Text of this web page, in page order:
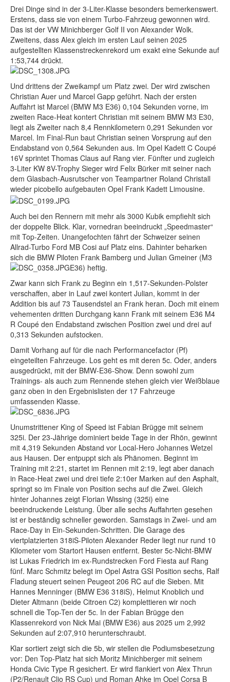
Drei Dinge sind in der 3-Liter-Klasse besonders bemerkenswert.
Erstens, dass sie von einem Turbo-Fahrzeug gewonnen wird.
Das ist der VW Minichberger Golf II von Alexander Wolk.
Zweitens, dass Alex gleich im ersten Lauf seinen 2025
aufgestellten Klassenstreckenrekord um exakt eine Sekunde auf
1:53,744 drückt.
Und drittens der Zweikampf um Platz zwei. Der wird zwischen
Christian Auer und Marcel Gapp geführt. Nach der ersten
Auffahrt ist Marcel (BMW M3 E36) 0,104 Sekunden vorne, im
zweiten Race-Heat kontert Christian mit seinem BMW M3 E30,
liegt als Zweiter nach 8,4 Rennkilometern 0,291 Sekunden vor
Marcel. Im Final-Run baut Christian seinen Vorsprung auf den
Endabstand von 0,564 Sekunden aus. Im Opel Kadett C Coupé
16V sprintet Thomas Claus auf Rang vier. Fünfter und zugleich
3-Liter KW 8V-Trophy Sieger wird Felix Bürker mit seiner nach
dem Glasbach-Ausrutscher von Teampartner Roland Christall
wieder picobello aufgebauten Opel Frank Kadett Limousine.
Auch bei den Rennern mit mehr als 3000 Kubik empfiehlt sich
der doppelte Blick. Klar, vornedran beeindruckt „Speedmaster“
mit Top-Zeiten. Unangefochten fährt der Schweizer seinen
Allrad-Turbo Ford MB Cosi auf Platz eins. Dahinter beharken
sich die BMW Piloten Frank Bamberg und Julian Gmeiner (M3
E36) heftig.
Zwar kann sich Frank zu Beginn ein 1,517-Sekunden-Polster
verschaffen, aber in Lauf zwei kontert Julian, kommt in der
Addition bis auf 73 Tausendstel an Frank heran. Doch mit einem
vehementen dritten Durchgang kann Frank mit seinem E36 M4
R Coupé den Endabstand zwischen Position zwei und drei auf
0,313 Sekunden aufstocken.
Damit Vorhang auf für die nach Performancefactor (Pf)
eingeteilten Fahrzeuge. Los geht es mit deren 5c. Oder, anders
ausgedrückt, mit der BMW-E36-Show. Denn sowohl zum
Trainings- als auch zum Rennende stehen gleich vier Weißblaue
ganz oben in den Ergebnislisten der 17 Fahrzeuge
umfassenden Klasse.
Unumstrittener King of Speed ist Fabian Brügge mit seinem
325i. Der 23-Jährige dominiert beide Tage in der Rhön, gewinnt
mit 4,319 Sekunden Abstand vor Local-Hero Johannes Wetzel
aus Hausen. Der entpuppt sich als Phänomen. Beginnt im
Training mit 2:21, startet im Rennen mit 2:19, legt aber danach
in Race-Heat zwei und drei tiefe 2:10er Marken auf den Asphalt,
springt so im Finale von Position sechs auf die Zwei. Gleich
hinter Johannes zeigt Florian Wissing (325i) eine
beeindruckende Leistung. Über alle sechs Auffahrten gesehen
ist er beständig schneller geworden. Samstags in Zwei- und am
Race-Day in Ein-Sekunden-Schritten. Die Garage des
viertplatzierten 318iS-Piloten Alexander Reder liegt nur rund 10
Kilometer vom Startort Hausen entfernt. Bester 5c-Nicht-BMW
ist Lukas Friedrich im ex-Rundstrecken Ford Fiesta auf Rang
fünf. Marc Schmitz belegt im Opel Astra GSI Position sechs, Ralf
Fladung steuert seinen Peugeot 206 RC auf die Sieben. Mit
Hannes Menninger (BMW E36 318iS), Helmut Knoblich und
Dieter Altmann (beide Citroen C2) komplettieren wir noch
schnell die Top-Ten der 5c. In der Fabian Brügge den
Klassenrekord von Nick Mai (BMW E36) aus 2025 um 2,992
Sekunden auf 2:07,910 herunterschraubt.
Klar sortiert zeigt sich die 5b, wir stellen die Podiumsbesetzung
vor: Den Top-Platz hat sich Moritz Minichberger mit seinem
Honda Civic Type R gesichert. Er wird flankiert von Alex Thrun
(P2/Renault Clio RS Cup) und Roman Ahke im Opel Corsa B